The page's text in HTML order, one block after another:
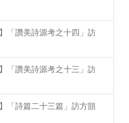
「讚美詩源考之十四」訪
「讚美詩源考之十三」訪
「詩篇二十三篇」訪方顗